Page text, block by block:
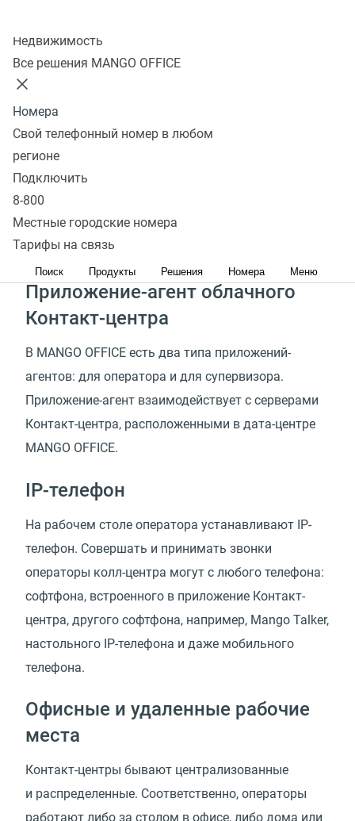
Недвижимость
Все решения MANGO OFFICE
Номера
Свой телефонный номер в любом
регионе
Подключить
8-800
Местные городские номера
Тарифы на связь
Поиск Продукты Решения Номера Меню
Из чего состоит рабочее
место оператора колл-
центра
На рабочем компьютере оператора работают
несколько приложений.
Приложение-агент облачного
Контакт-центра
В MANGO OFFICE есть два типа приложений-
агентов: для оператора и для супервизора.
Приложение-агент взаимодействует с серверами
Контакт-центра, расположенными в дата-центре
MANGO OFFICE.
IP-телефон
На рабочем столе оператора устанавливают IP-
телефон. Совершать и принимать звонки
операторы колл-центра могут с любого телефона:
софтфона, встроенного в приложение Контакт-
центра, другого софтфона, например, Mango Talker,
настольного IP-телефона и даже мобильного
телефона.
Офисные и удаленные рабочие
места
Контакт-центры бывают централизованные
и распределенные. Соответственно, операторы
работают либо за столом в офисе, либо дома или